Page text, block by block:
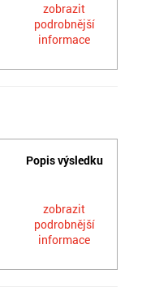
zobrazit
podrobnější
informace
Popis výsledku
zobrazit
podrobnější
informace